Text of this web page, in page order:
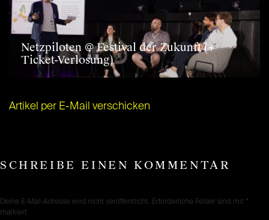
Netzpiloten @ Festival der Zukunft (+
Ticket-Verlosung)
Artikel per E-Mail verschicken
SCHREIBE EINEN KOMMENTAR
Deine E-Mail-Adresse wird nicht veröffentlicht. Erforderliche Felder sind mit *
markiert